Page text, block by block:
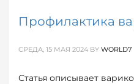
Профилактика
СРЕДА, 15 МАЯ 2024 BY WORLD7
Статья описывает